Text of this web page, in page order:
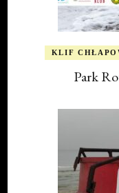
KLIF
Park